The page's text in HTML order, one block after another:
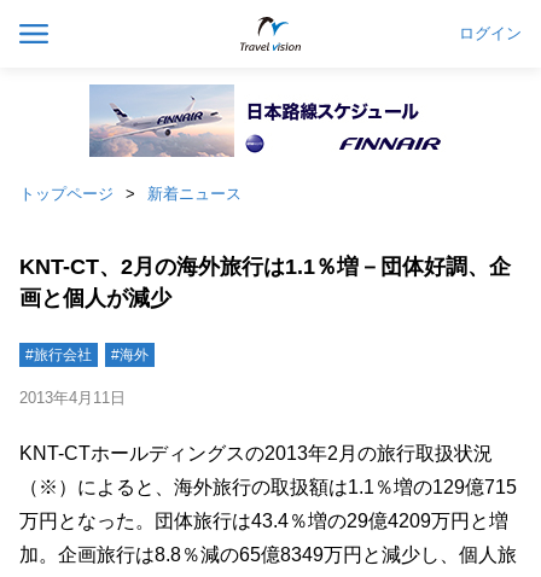
ログイン
トップページ 新着ニュース
KNT-CT、2月の海外旅行は1.1％増－団体好調、企
画と個人が減少
#旅行会社 #海外
2013年4月11日
KNT-CTホールディングスの2013年2月の旅行取扱状況
（※）によると、海外旅行の取扱額は1.1％増の129億715
万円となった。団体旅行は43.4％増の29億4209万円と増
加。企画旅行は8.8％減の65億8349万円と減少し、個人旅